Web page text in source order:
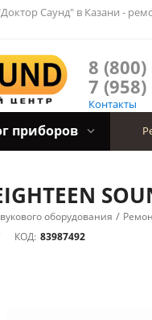
Саунд" в Казани -
8 (800)
7 (958)
Контакты
приборов
оборудования /
КОД: 83987492